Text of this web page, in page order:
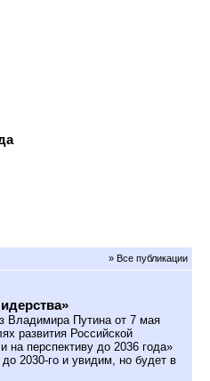
» Все публикации
Владимира Путина от 7 мая
развития Российской
на перспективу до 2036 года»
2030-го и увидим, но будет в